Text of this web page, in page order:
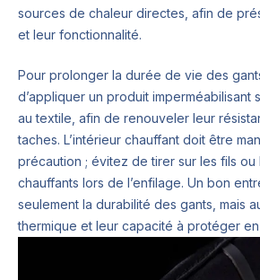
sources de chaleur directes, afin de
et leur fonctionnalité.
Pour prolonger la durée de vie des
d’appliquer un produit imperméabilisant
au textile, afin de renouveler leur
taches. L’intérieur chauffant doit être
précaution ; évitez de tirer sur les fils ou
chauffants lors de l’enfilage. Un bon
seulement la durabilité des gants, mais
thermique et leur capacité à protéger